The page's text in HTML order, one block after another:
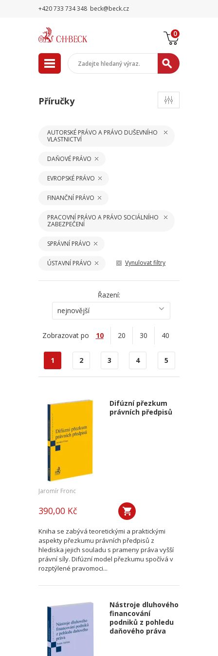
+420 733 734 348 beck@beck.cz
0
Příručky
AUTORSKÉ PRÁVO A PRÁVO DUŠEVNÍHO
VLASTNICTVÍ
DAŇOVÉ PRÁVO
EVROPSKÉ PRÁVO
FINANČNÍ PRÁVO
PRACOVNÍ PRÁVO A PRÁVO SOCIÁLNÍHO
ZABEZPEČENÍ
SPRÁVNÍ PRÁVO
ÚSTAVNÍ PRÁVO Vynulovat filtry
Řazení:
nejnovější
Zobrazovat po 10 20 30 40
1 2 3 4 5
Difúzní přezkum
právních předpisů
Jaromír Fronc
390,00 Kč
Kniha se zabývá teoretickými a praktickými
aspekty přezkumu právních předpisů z
hlediska jejich souladu s prameny práva vyšší
právní síly. Difúzní model přezkumu spočívá v
rozptýlené pravomoci...
Nástroje dluhového
financování
podniků z pohledu
daňového práva